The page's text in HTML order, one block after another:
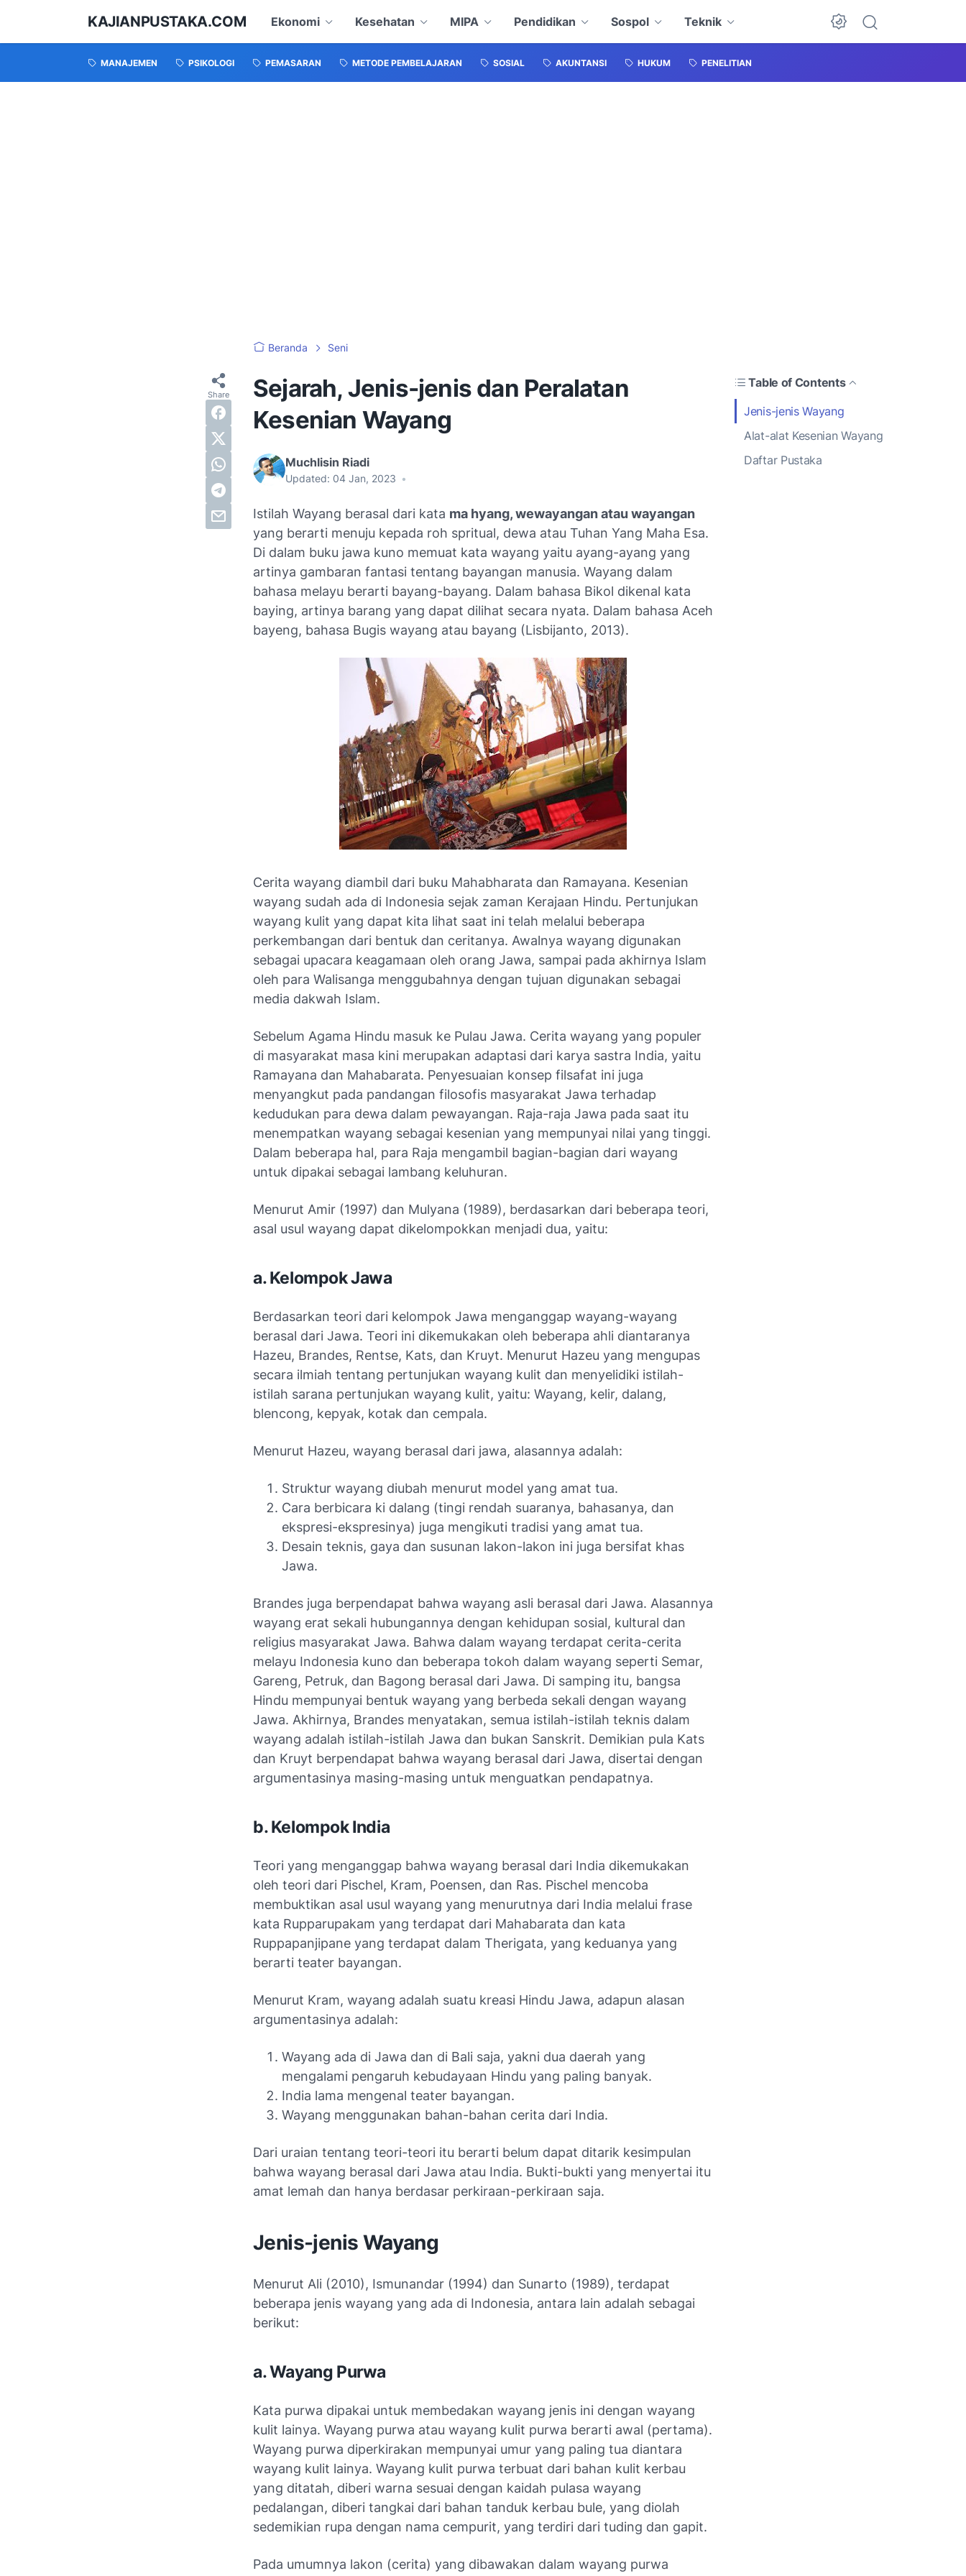
KAJIANPUSTAKA.COM Ekonomi Kesehatan MIPA Pendidikan Sospol Teknik
MANAJEMEN PSIKOLOGI PEMASARAN METODE PEMBELAJARAN SOSIAL AKUNTANSI HUKUM PENELITIAN
Beranda Seni
Sejarah, Jenis-jenis dan Peralatan
Kesenian Wayang
Muchlisin Riadi
Updated: 04 Jan, 2023 •
Table of Contents
Jenis-jenis Wayang
Alat-alat Kesenian Wayang
Daftar Pustaka
Istilah Wayang berasal dari kata ma hyang, wewayangan atau wayangan
yang berarti menuju kepada roh spritual, dewa atau Tuhan Yang Maha Esa.
Di dalam buku jawa kuno memuat kata wayang yaitu ayang-ayang yang
artinya gambaran fantasi tentang bayangan manusia. Wayang dalam
bahasa melayu berarti bayang-bayang. Dalam bahasa Bikol dikenal kata
baying, artinya barang yang dapat dilihat secara nyata. Dalam bahasa Aceh
bayeng, bahasa Bugis wayang atau bayang (Lisbijanto, 2013).
Cerita wayang diambil dari buku Mahabharata dan Ramayana. Kesenian
wayang sudah ada di Indonesia sejak zaman Kerajaan Hindu. Pertunjukan
wayang kulit yang dapat kita lihat saat ini telah melalui beberapa
perkembangan dari bentuk dan ceritanya. Awalnya wayang digunakan
sebagai upacara keagamaan oleh orang Jawa, sampai pada akhirnya Islam
oleh para Walisanga menggubahnya dengan tujuan digunakan sebagai
media dakwah Islam.
Sebelum Agama Hindu masuk ke Pulau Jawa. Cerita wayang yang populer
di masyarakat masa kini merupakan adaptasi dari karya sastra India, yaitu
Ramayana dan Mahabarata. Penyesuaian konsep filsafat ini juga
menyangkut pada pandangan filosofis masyarakat Jawa terhadap
kedudukan para dewa dalam pewayangan. Raja-raja Jawa pada saat itu
menempatkan wayang sebagai kesenian yang mempunyai nilai yang tinggi.
Dalam beberapa hal, para Raja mengambil bagian-bagian dari wayang
untuk dipakai sebagai lambang keluhuran.
Menurut Amir (1997) dan Mulyana (1989), berdasarkan dari beberapa teori,
asal usul wayang dapat dikelompokkan menjadi dua, yaitu:
a. Kelompok Jawa
Berdasarkan teori dari kelompok Jawa menganggap wayang-wayang
berasal dari Jawa. Teori ini dikemukakan oleh beberapa ahli diantaranya
Hazeu, Brandes, Rentse, Kats, dan Kruyt. Menurut Hazeu yang mengupas
secara ilmiah tentang pertunjukan wayang kulit dan menyelidiki istilah-
istilah sarana pertunjukan wayang kulit, yaitu: Wayang, kelir, dalang,
blencong, kepyak, kotak dan cempala.
Menurut Hazeu, wayang berasal dari jawa, alasannya adalah:
Struktur wayang diubah menurut model yang amat tua.
Cara berbicara ki dalang (tingi rendah suaranya, bahasanya, dan
ekspresi-ekspresinya) juga mengikuti tradisi yang amat tua.
Desain teknis, gaya dan susunan lakon-lakon ini juga bersifat khas
Jawa.
Brandes juga berpendapat bahwa wayang asli berasal dari Jawa. Alasannya
wayang erat sekali hubungannya dengan kehidupan sosial, kultural dan
religius masyarakat Jawa. Bahwa dalam wayang terdapat cerita-cerita
melayu Indonesia kuno dan beberapa tokoh dalam wayang seperti Semar,
Gareng, Petruk, dan Bagong berasal dari Jawa. Di samping itu, bangsa
Hindu mempunyai bentuk wayang yang berbeda sekali dengan wayang
Jawa. Akhirnya, Brandes menyatakan, semua istilah-istilah teknis dalam
wayang adalah istilah-istilah Jawa dan bukan Sanskrit. Demikian pula Kats
dan Kruyt berpendapat bahwa wayang berasal dari Jawa, disertai dengan
argumentasinya masing-masing untuk menguatkan pendapatnya.
b. Kelompok India
Teori yang menganggap bahwa wayang berasal dari India dikemukakan
oleh teori dari Pischel, Kram, Poensen, dan Ras. Pischel mencoba
membuktikan asal usul wayang yang menurutnya dari India melalui frase
kata Rupparupakam yang terdapat dari Mahabarata dan kata
Ruppapanjipane yang terdapat dalam Therigata, yang keduanya yang
berarti teater bayangan.
Menurut Kram, wayang adalah suatu kreasi Hindu Jawa, adapun alasan
argumentasinya adalah:
Wayang ada di Jawa dan di Bali saja, yakni dua daerah yang
mengalami pengaruh kebudayaan Hindu yang paling banyak.
India lama mengenal teater bayangan.
Wayang menggunakan bahan-bahan cerita dari India.
Dari uraian tentang teori-teori itu berarti belum dapat ditarik kesimpulan
bahwa wayang berasal dari Jawa atau India. Bukti-bukti yang menyertai itu
amat lemah dan hanya berdasar perkiraan-perkiraan saja.
Jenis-jenis Wayang
Menurut Ali (2010), Ismunandar (1994) dan Sunarto (1989), terdapat
beberapa jenis wayang yang ada di Indonesia, antara lain adalah sebagai
berikut:
a. Wayang Purwa
Kata purwa dipakai untuk membedakan wayang jenis ini dengan wayang
kulit lainya. Wayang purwa atau wayang kulit purwa berarti awal (pertama).
Wayang purwa diperkirakan mempunyai umur yang paling tua diantara
wayang kulit lainya. Wayang kulit purwa terbuat dari bahan kulit kerbau
yang ditatah, diberi warna sesuai dengan kaidah pulasa wayang
pedalangan, diberi tangkai dari bahan tanduk kerbau bule, yang diolah
sedemikian rupa dengan nama cempurit, yang terdiri dari tuding dan gapit.
Pada umumnya lakon (cerita) yang dibawakan dalam wayang purwa